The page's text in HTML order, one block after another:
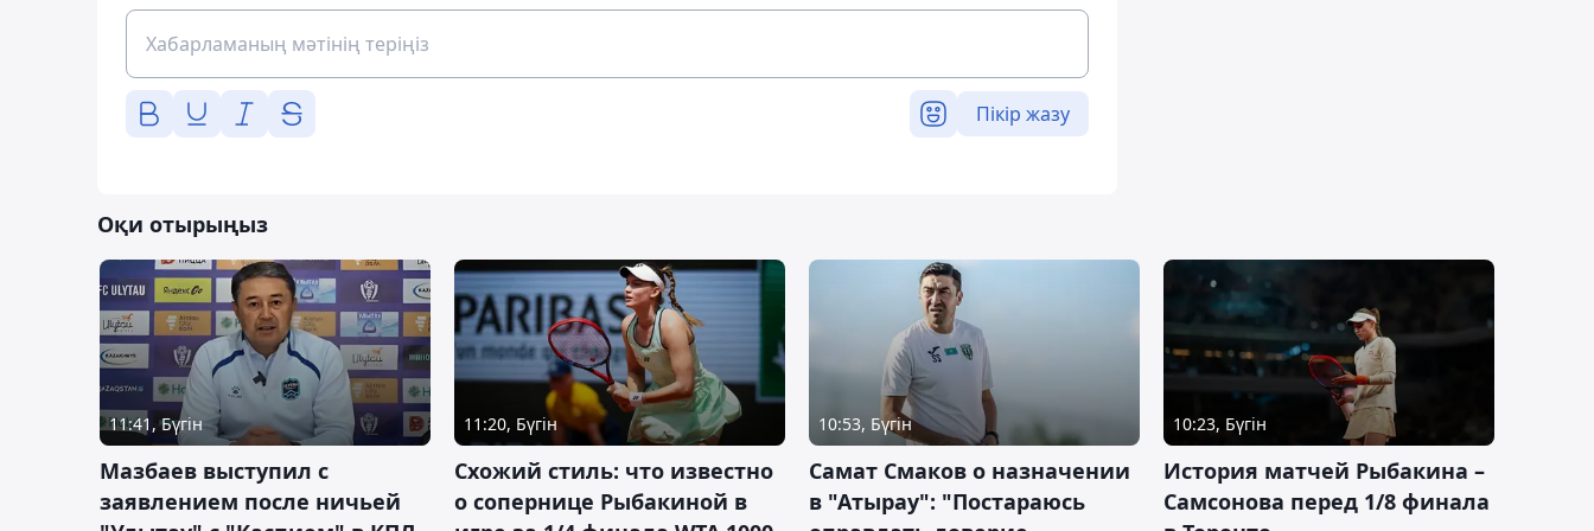
Пікір жазу
Оқи отырыңыз
11:41, Бүгін
Мазбаев выступил с
заявлением после ничьей
11:20, Бүгін
Схожий стиль: что известно
о сопернице Рыбакиной в
10:53, Бүгін
Самат Смаков о назначении
в "Атырау": "Постараюсь
10:23, Бүгін
История матчей Рыбакина –
Самсонова перед 1/8 финала